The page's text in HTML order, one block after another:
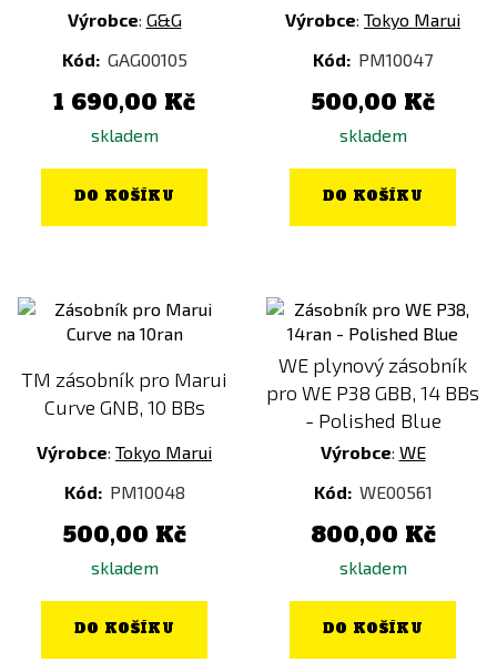
Výrobce: G&G
Kód: GAG00105
1 690,00 Kč
skladem
DO KOŠÍKU
Výrobce: Tokyo Marui
Kód: PM10047
500,00 Kč
skladem
DO KOŠÍKU
TM zásobník pro Marui
Curve GNB, 10 BBs
Výrobce: Tokyo Marui
Kód: PM10048
500,00 Kč
skladem
DO KOŠÍKU
WE plynový zásobník
pro WE P38 GBB, 14 BBs
- Polished Blue
Výrobce: WE
Kód: WE00561
800,00 Kč
skladem
DO KOŠÍKU